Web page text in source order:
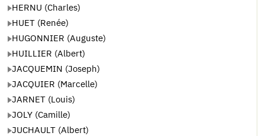
HERNU (Charles)
HUET (Renée)
HUGONNIER (Auguste)
HUILLIER (Albert)
JACQUEMIN (Joseph)
JACQUIER (Marcelle)
JARNET (Louis)
JOLY (Camille)
JUCHAULT (Albert)